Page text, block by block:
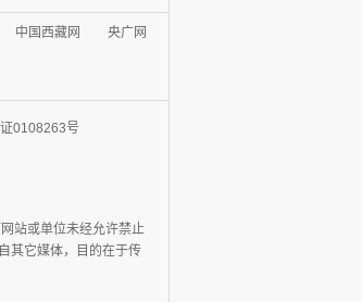
中国西藏网 央广网
0108263号
站或单位未经允许禁止
其它媒体，目的在于传